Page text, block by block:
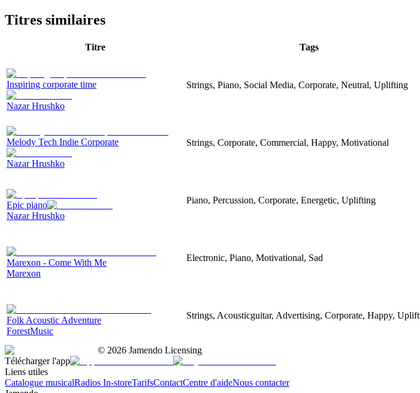
Titres similaires
Titre Tags
Inspiring corporate time
Nazar Hrushko
Strings, Piano, Social Media, Corporate, Neutral, Uplifting
Melody Tech Indie Corporate
Nazar Hrushko
Strings, Corporate, Commercial, Happy, Motivational
Epic piano
Nazar Hrushko
Piano, Percussion, Corporate, Energetic, Uplifting
Marexon - Come With Me
Marexon
Electronic, Piano, Motivational, Sad
Folk Acoustic Adventure
ForestMusic
Strings, Acousticguitar, Advertising, Corporate, Happy,
© 2026 Jamendo Licensing
Télécharger l'app
Liens utiles
Catalogue musicalRadios In-storeTarifsContactCentre d'aideNous contacter